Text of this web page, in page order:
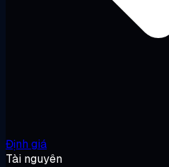
Định giá
Tài nguyên